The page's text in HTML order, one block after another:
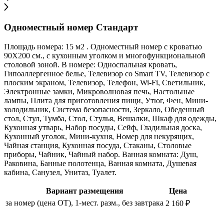
Одноместный номер Стандарт
Площадь номера: 15 м2 . Одноместный номер с кроватью
90Х200 см., с кухонным уголком и многофункциональной
столовой зоной. В номере: Односпальная кровать,
Гипоаллергенное белье, Телевизор со Smart TV, Телевизор с
плоским экраном, Телевизор, Телефон, Wi-Fi, Светильник,
Электронные замки, Микроволновая печь, Настольные
лампы, Плита для приготовления пищи, Утюг, Фен, Мини-
холодильник, Система безопасности, Зеркало, Обеденный
стол, Стул, Тумба, Стол, Стулья, Вешалки, Шкаф для одежды,
Кухонная утварь, Набор посуды, Сейф, Гладильная доска,
Кухонный уголок, Мини-кухня, Номер для некурящих,
Чайная станция, Кухонная посуда, Стаканы, Столовые
приборы, Чайник, Чайный набор. Ванная комната: Душ,
Раковина, Банные полотенца, Ванная комната, Душевая
кабина, Санузел, Унитаз, Туалет.
Вариант размещения
Цена
за номер (цена ОТ), 1-мест. разм., без завтрака 2 160 ₽